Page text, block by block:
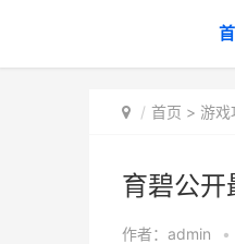
首页 > 游戏
育碧公
作者： admin •